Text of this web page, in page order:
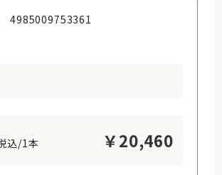
4985009753361
込/1本 ￥20,460